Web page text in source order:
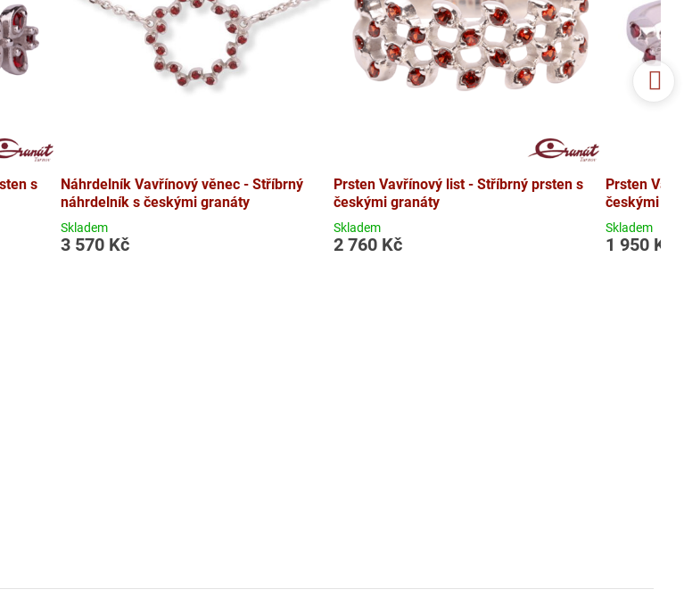
s
Náhrdelník Vavřínový věnec - Stříbrný
náhrdelník s českými granáty
Skladem
3 570 Kč
Prsten Vavřínový list - Stříbrný prsten s
českými granáty
Skladem
2 760 Kč
Prsten
českými
Skladem
1 950 Kč